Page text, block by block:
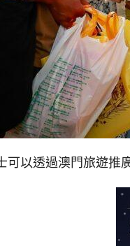
可以透過澳門旅遊推